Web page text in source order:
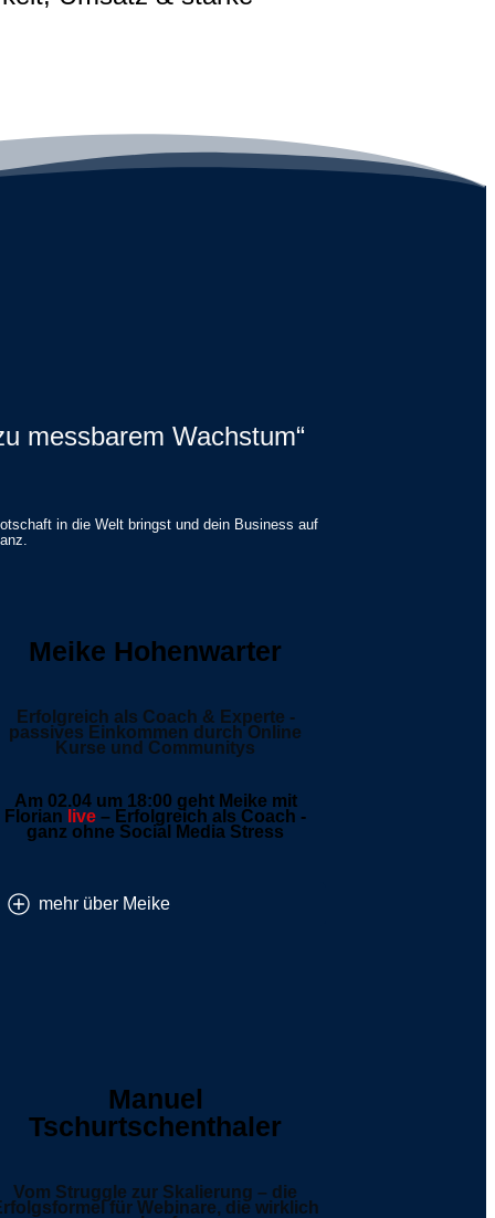
messbarem Wachstum“
in die Welt bringst und dein Business auf
Meike Hohenwarter
Erfolgreich als Coach & Experte -
passives Einkommen durch Online
Kurse und Communitys
Am 02.04 um 18:00 geht Meike mit
Florian live – Erfolgreich als Coach -
ganz ohne Social Media Stress
mehr über Meike
Manuel
Tschurtschenthaler
Vom Struggle zur Skalierung – die
für Webinare, die wirklich